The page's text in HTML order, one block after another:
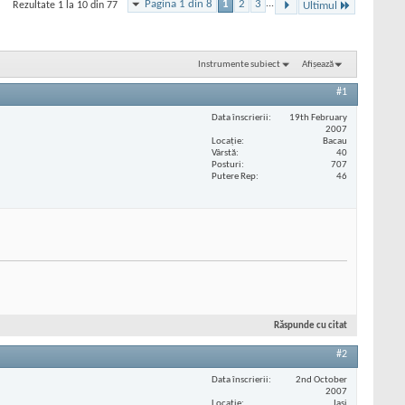
Pagina 1 din 8 1 2 3 ... Ultimul
Rezultate 1 la 10 din 77
Instrumente subiect Afișează
#1
Data înscrierii
19th February
2007
Locaţie
Bacau
Vârstă
40
Posturi
707
Putere Rep
46
Răspunde cu citat
#2
Data înscrierii
2nd October
2007